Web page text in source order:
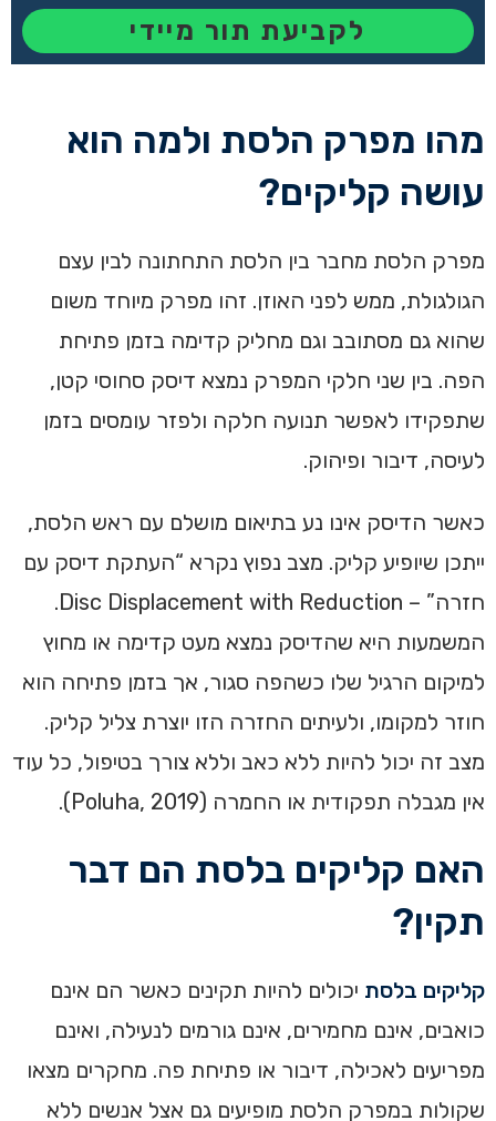
לקביעת תור מיידי
מהו מפרק הלסת ולמה הוא
עושה קליקים?
מפרק הלסת מחבר בין הלסת התחתונה לבין עצם
הגולגולת, ממש לפני האוזן. זהו מפרק מיוחד משום
שהוא גם מסתובב וגם מחליק קדימה בזמן פתיחת
הפה. בין שני חלקי המפרק נמצא דיסק סחוסי קטן,
שתפקידו לאפשר תנועה חלקה ולפזר עומסים בזמן
לעיסה, דיבור ופיהוק.
כאשר הדיסק אינו נע בתיאום מושלם עם ראש הלסת,
ייתכן שיופיע קליק. מצב נפוץ נקרא “העתקת דיסק עם
חזרה” – Disc Displacement with Reduction.
המשמעות היא שהדיסק נמצא מעט קדימה או מחוץ
למיקום הרגיל שלו כשהפה סגור, אך בזמן פתיחה הוא
חוזר למקומו, ולעיתים החזרה הזו יוצרת צליל קליק.
מצב זה יכול להיות ללא כאב וללא צורך בטיפול, כל עוד
אין מגבלה תפקודית או החמרה (Poluha, 2019).
האם קליקים בלסת הם דבר
תקין?
קליקים בלסת יכולים להיות תקינים כאשר הם אינם
כואבים, אינם מחמירים, אינם גורמים לנעילה, ואינם
מפריעים לאכילה, דיבור או פתיחת פה. מחקרים מצאו
שקולות במפרק הלסת מופיעים גם אצל אנשים ללא